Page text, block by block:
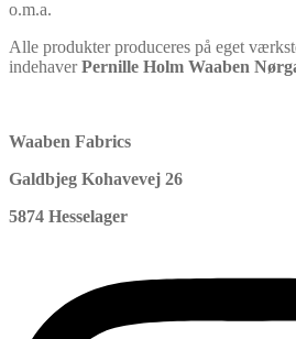
o.m.a.
Alle produkter produceres på eget
indehaverPernille Holm Waaben
Waaben Fabrics
Galdbjeg Kohavevej 26
5874 Hesselager